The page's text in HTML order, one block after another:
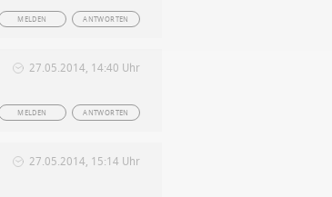
ANTWORTEN
MELDEN
27.05.2014, 14:40 Uhr
ANTWORTEN
MELDEN
27.05.2014, 15:14 Uhr